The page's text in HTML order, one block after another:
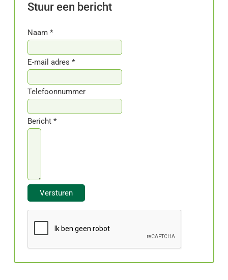
Stuur een bericht
Naam *
E-mail adres *
Telefoonnummer
Bericht *